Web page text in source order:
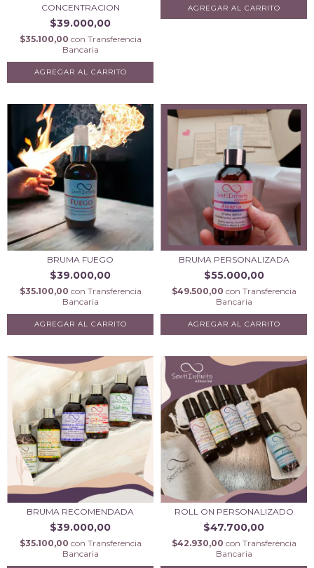
CONCENTRACION
$39.000,00
$35.100,00 con Transferencia
Bancaria
BRUMA FUEGO
$39.000,00
$35.100,00 con Transferencia
Bancaria
BRUMA PERSONALIZADA
$55.000,00
$49.500,00 con Transferencia
Bancaria
BRUMA RECOMENDADA
$39.000,00
$35.100,00 con Transferencia
Bancaria
ROLL ON PERSONALIZADO
$47.700,00
$42.930,00 con Transferencia
Bancaria